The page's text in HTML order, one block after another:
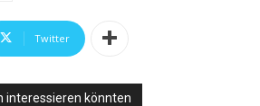
Twitter
interessieren könnten